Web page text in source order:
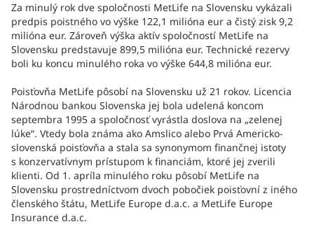
Za minulý rok dve spoločnosti MetLife na Slovensku vykázali
predpis poistného vo výške 122,1 milióna eur a čistý zisk 9,2
milióna eur. Zároveň výška aktív spoločností MetLife na
Slovensku predstavuje 899,5 milióna eur. Technické rezervy
boli ku koncu minulého roka vo výške 644,8 milióna eur.
Poisťovňa MetLife pôsobí na Slovensku už 21 rokov. Licencia
Národnou bankou Slovenska jej bola udelená koncom
septembra 1995 a spoločnosť vyrástla doslova na „zelenej
lúke“. Vtedy bola známa ako Amslico alebo Prvá Americko-
slovenská poisťovňa a stala sa synonymom finančnej istoty
s konzervatívnym prístupom k financiám, ktoré jej zverili
klienti. Od 1. apríla minulého roku pôsobí MetLife na
Slovensku prostredníctvom dvoch pobočiek poisťovní z iného
členského štátu, MetLife Europe d.a.c. a MetLife Europe
Insurance d.a.c.